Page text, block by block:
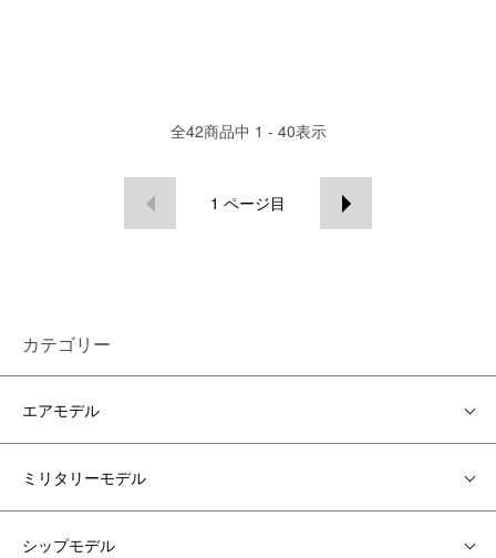
全42商品中 1 - 40表示
1 ページ目
カテゴリー
エアモデル
ミリタリーモデル
シップモデル